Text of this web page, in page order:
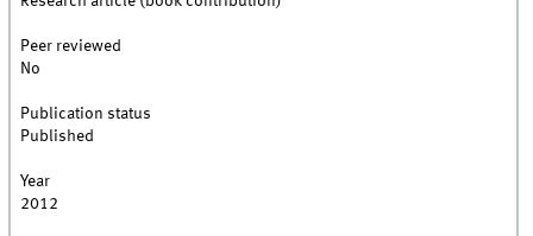
Peer reviewed
No
Publication status
Published
Year
2012